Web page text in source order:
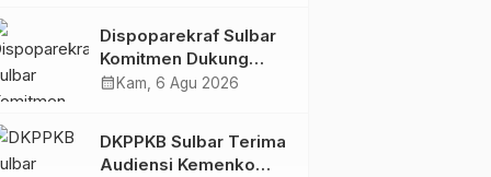
Tetap Dimatangkan
Dispoparekraf Sulbar
Komitmen Dukung
Penyusunan RAD
calendar_month Kam, 6 Agu 2026
DKPPKB Sulbar Terima
Audiensi Kemenko